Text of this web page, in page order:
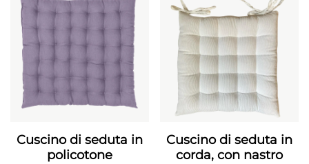
Cuscino di seduta in
policotone
Cuscino di seduta in
corda, con nastro